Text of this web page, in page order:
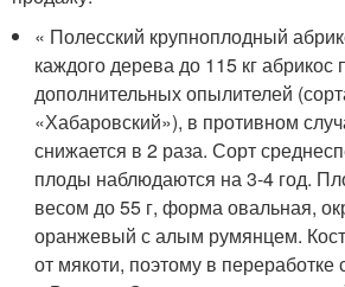
« Полесский крупноплодный
каждого дерева до 115 кг абрикос
дополнительных опылителей
«Хабаровский»), в противном
снижается в 2 раза. Сорт
плоды наблюдаются на 3-4 год.
весом до 55 г, форма овальная,
оранжевый с алым румянцем.
от мякоти, поэтому в переработке